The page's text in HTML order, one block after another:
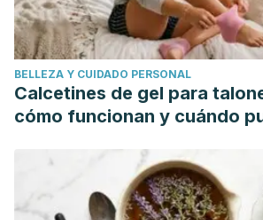
BELLEZA Y CUIDADO PERSONAL
Calcetines de gel para
cómo funcionan y cuándo